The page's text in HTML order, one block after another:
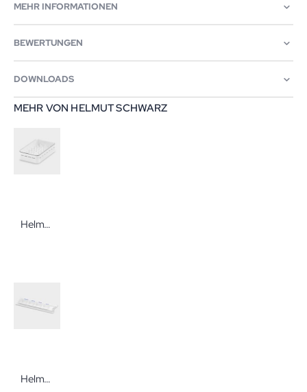
MEHR INFORMATIONEN
BEWERTUNGEN
DOWNLOADS
MEHR VON HELMUT SCHWARZ
Helmut Schwarz Wochendispenser melipul 7x4 Medikamentendispenser von Helmut Schwarz
Helmut Schwarz Medikamentendispenser Tagesdosierung von Tabletten